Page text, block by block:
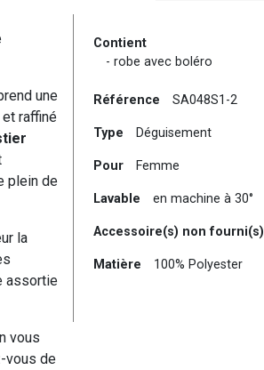
une
raffiné
plein de
la
assortie
vous
vous de
Contient
- robe avec boléro
Référence SA048S1-2
Type Déguisement
Pour Femme
Lavable en machine à 30°
Accessoire(s) non fourni(s)
Matière 100% Polyester